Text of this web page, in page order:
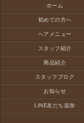
ホーム
初めての方へ
ヘアメニュー
スタッフ紹介
商品紹介
スタッフブログ
お知らせ
LINE友だち追加